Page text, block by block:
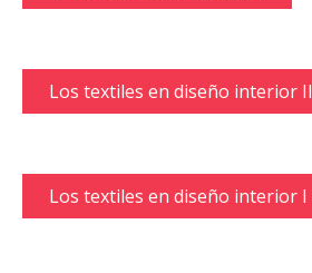
Los textiles en diseño interior II
Los textiles en diseño interior I